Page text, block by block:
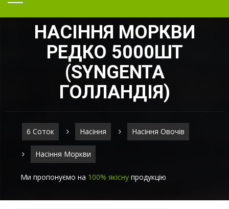
НАСІННЯ МОРКВИ
РЕДКО 5000ШТ
(SYNGENTA
ГОЛЛАНДІЯ)
6 Соток Насіння Насіння Овочів
Насіння Моркви
Ми пропонуємо на 100% якісну продукцію